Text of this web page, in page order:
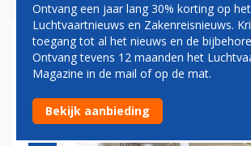
NLR OPENT
ELEKTRISCH VLIEGEN
Ontvang een jaar lang 30% korting op
Luchtvaartnieuws en Zakenreisnieuws.
toegang tot al het nieuws en de
Ontvang tevens 12 maanden het
Magazine in de mail of op de mat.
Bekijk aanbieding